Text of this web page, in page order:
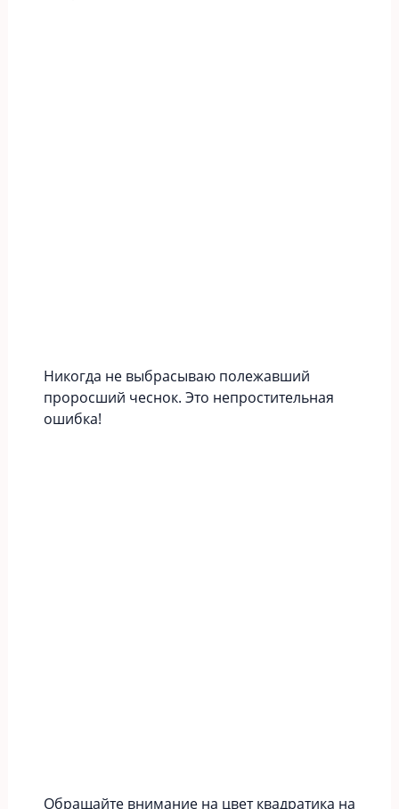
Никогда не выбрасываю полежавший
проросший чеснок. Это непростительная
ошибка!
Обращайте внимание на цвет квадратика на